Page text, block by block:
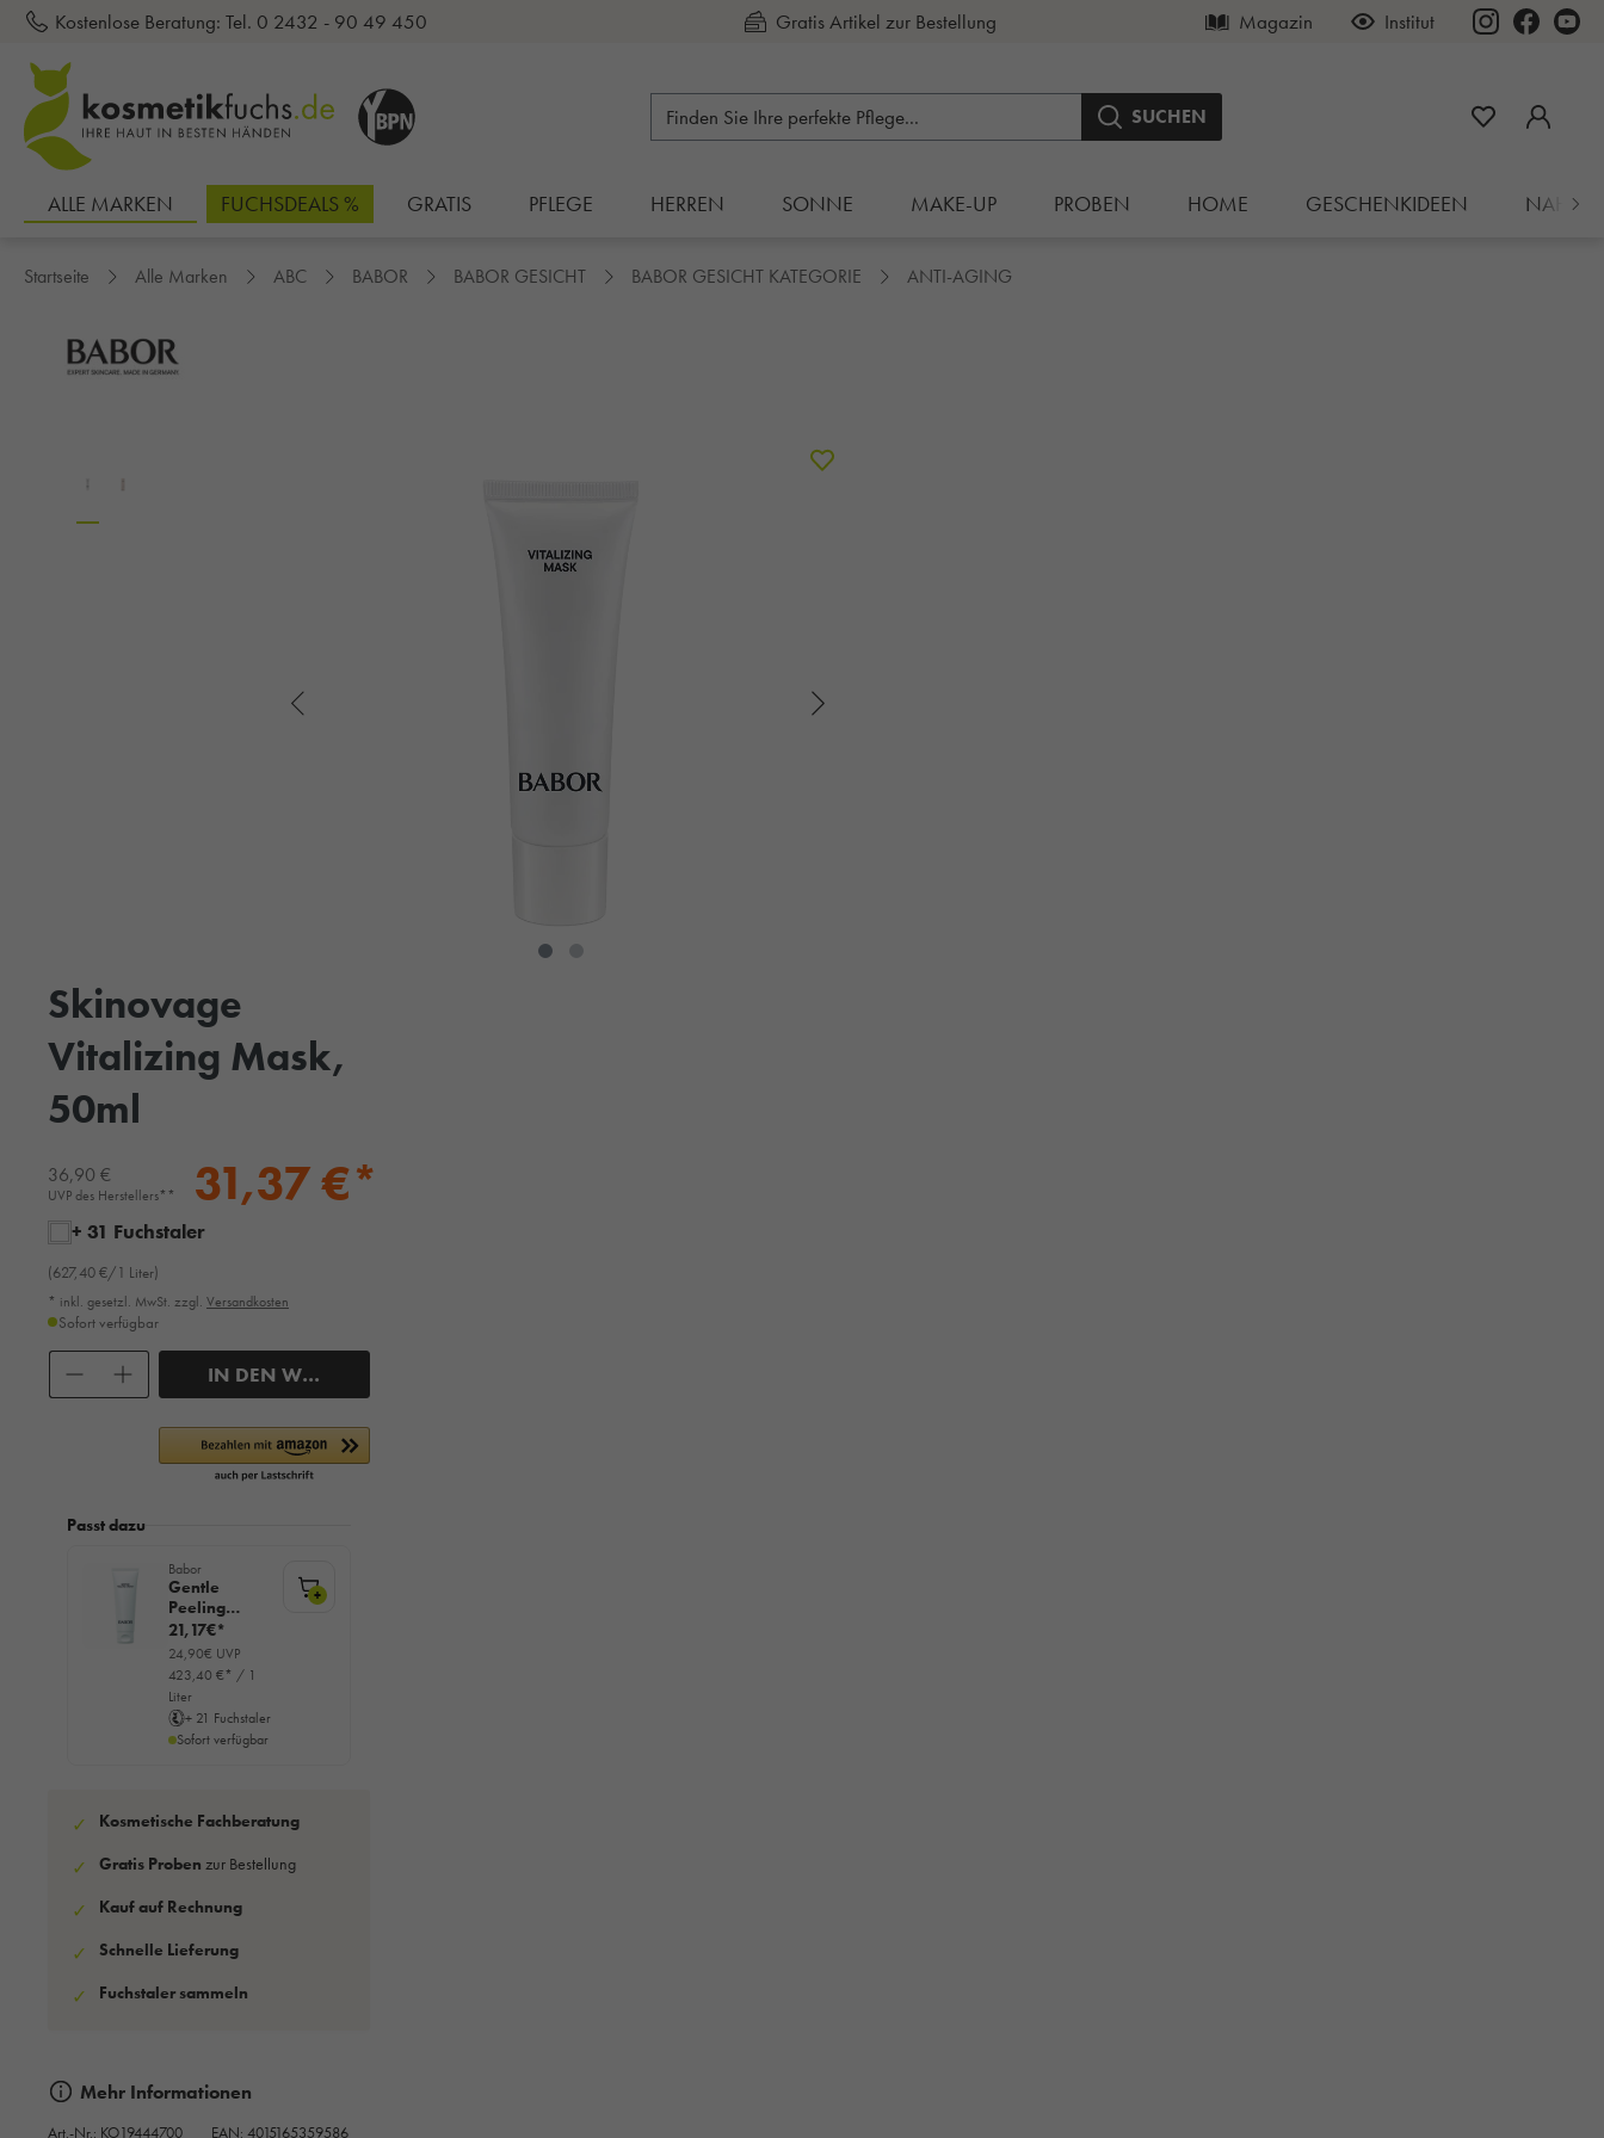
springen
Kostenlose Beratung: Tel. 0 2432 - 90 49 450 Kauf auf Rechnung Magazin Institut
SUCHEN
ALLE MARKEN FUCHSDEALS % GRATIS PFLEGE HERREN SONNE MAKE-UP PROBEN HOME GESCHENKIDEEN
Startseite Alle Marken ABC BABOR BABOR GESICHT BABOR GESICHT KATEGORIE ANTI-AGING
Skinovage
Vitalizing Mask,
50ml
36,90 €
UVP des Herstellers** 31,37 €*
+ 31 Fuchstaler
(627,40 €/1 Liter)
* inkl. gesetzl. MwSt. zzgl. Versandkosten
Sofort verfügbar
IN DEN WARENKORB
Passt dazu
Babor
Gentle
Peeling
Cream, 50ml
21,17€*
24,90€ UVP
423,40 €* / 1
Liter
+ 21 Fuchstaler
Sofort verfügbar
+
✓ Kosmetische Fachberatung
✓ Gratis Proben zur Bestellung
✓ Kauf auf Rechnung
✓ Schnelle Lieferung
✓ Fuchstaler sammeln
Mehr Informationen
Art.-Nr.: KO19444700 EAN: 4015165359586